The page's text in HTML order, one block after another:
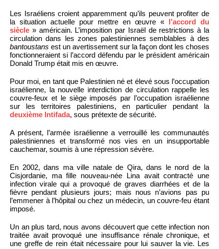
Les Israéliens croient apparemment qu’ils peuvent profiter de
la situation actuelle pour mettre en œuvre « l’accord du
siècle » américain. L’imposition par Israël de restrictions à la
circulation dans les zones palestiniennes semblables à des
bantoustans est un avertissement sur la façon dont les choses
fonctionneraient si l’accord défendu par le président américain
Donald Trump était mis en œuvre.
Pour moi, en tant que Palestinien né et élevé sous l’occupation
israélienne, la nouvelle interdiction de circulation rappelle les
couvre-feux et le siège imposés par l’occupation israélienne
sur les territoires palestiniens, en particulier pendant la
deuxième Intifada, sous prétexte de sécurité.
A présent, l’armée israélienne a verrouillé les communautés
palestiniennes et transformé nos vies en un insupportable
cauchemar, soumis à une répression sévère.
En 2002, dans ma ville natale de Qira, dans le nord de la
Cisjordanie, ma fille nouveau-née Lina avait contracté une
infection virale qui a provoqué de graves diarrhées et de la
fièvre pendant plusieurs jours; mais nous n’avions pas pu
l’emmener à l’hôpital ou chez un médecin, un couvre-feu étant
imposé.
Un an plus tard, nous avons découvert que cette infection non
traitée avait provoqué une insuffisance rénale chronique, et
une greffe de rein était nécessaire pour lui sauver la vie. Les